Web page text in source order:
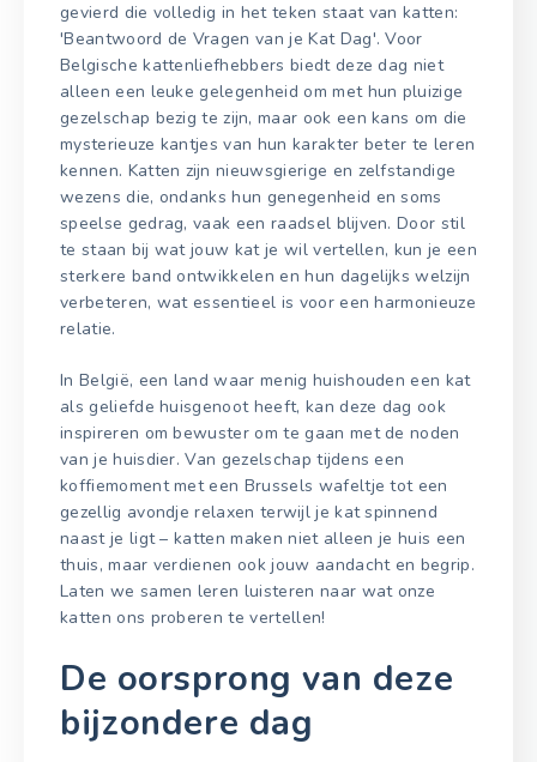
gevierd die volledig in het teken staat van katten:
'Beantwoord de Vragen van je Kat Dag'. Voor
Belgische kattenliefhebbers biedt deze dag niet
alleen een leuke gelegenheid om met hun pluizige
gezelschap bezig te zijn, maar ook een kans om die
mysterieuze kantjes van hun karakter beter te leren
kennen. Katten zijn nieuwsgierige en zelfstandige
wezens die, ondanks hun genegenheid en soms
speelse gedrag, vaak een raadsel blijven. Door stil
te staan bij wat jouw kat je wil vertellen, kun je een
sterkere band ontwikkelen en hun dagelijks welzijn
verbeteren, wat essentieel is voor een harmonieuze
relatie.
In België, een land waar menig huishouden een kat
als geliefde huisgenoot heeft, kan deze dag ook
inspireren om bewuster om te gaan met de noden
van je huisdier. Van gezelschap tijdens een
koffiemoment met een Brussels wafeltje tot een
gezellig avondje relaxen terwijl je kat spinnend
naast je ligt – katten maken niet alleen je huis een
thuis, maar verdienen ook jouw aandacht en begrip.
Laten we samen leren luisteren naar wat onze
katten ons proberen te vertellen!
De oorsprong van deze
bijzondere dag